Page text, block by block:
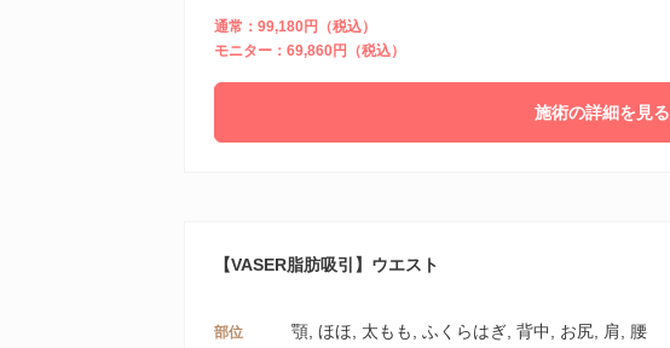
通常：99,180円（税込）
モニター：69,860円（税込）
施術の詳細を見る
【VASER脂肪吸引】ウエスト
部位 顎, ほほ, 太もも, ふくらはぎ, 背中, お尻, 肩, 腰